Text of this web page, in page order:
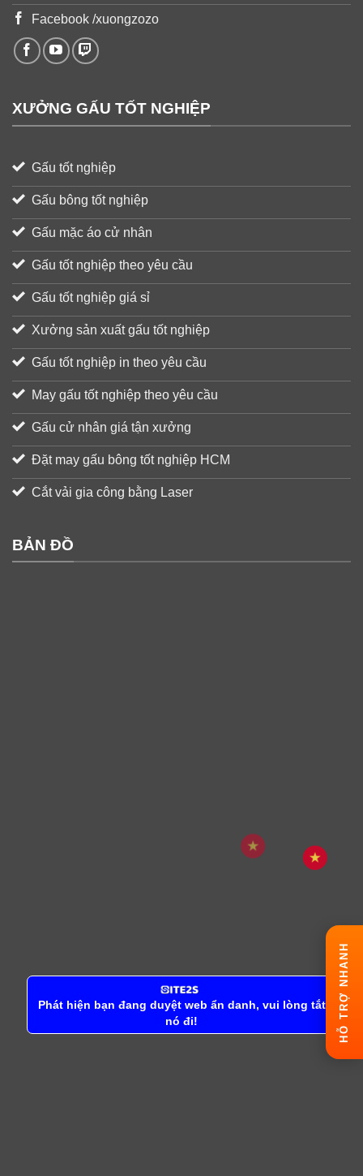
HỖ TRỢ NHANH
Facebook /xuongzozo
XƯỞNG GẤU TỐT NGHIỆP
Gấu tốt nghiệp
Gấu bông tốt nghiệp
Gấu mặc áo cử nhân
Gấu tốt nghiệp theo yêu cầu
Gấu tốt nghiệp giá sỉ
Xưởng sản xuất gấu tốt nghiệp
Gấu tốt nghiệp in theo yêu cầu
May gấu tốt nghiệp theo yêu cầu
Gấu cử nhân giá tận xưởng
Đặt may gấu bông tốt nghiệp HCM
Cắt vải gia công bằng Laser
BẢN ĐỒ